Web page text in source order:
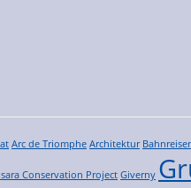
Arc de Triomphe Architektur
Conservation Project Giverny